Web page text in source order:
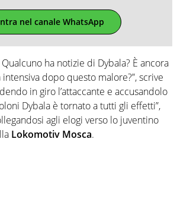
nel canale WhatsApp
ha notizie di Dybala? È ancora
dopo questo malore?”, scrive
in giro l’attaccante e accusandolo
Dybala è tornato a tutti gli effetti”,
agli elogi verso lo juventino
Lokomotiv Mosca.